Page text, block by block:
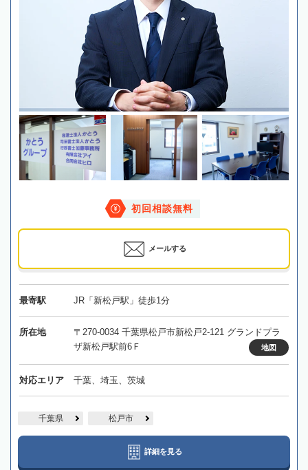
初回相談無料
メールする
最寄駅 JR「新松戸駅」徒歩1分
所在地
〒270-0034 千葉県松戸市新松戸2-121 グランドプラ
ザ新松戸駅前6Ｆ
地図
対応エリア 千葉、埼玉、茨城
千葉県 松戸市
詳細を見る